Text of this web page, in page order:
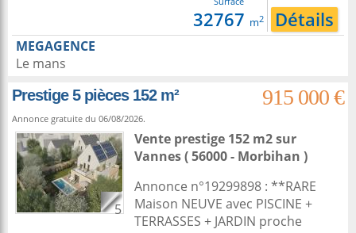
32767 m2 Détails
MEGAGENCE
Le mans
Prestige 5 pièces 152 m²
915 000 €
Annonce gratuite du 06/08/2026.
5
Vente prestige 152 m2sur
Vannes( 56000 - Morbihan )
Annonce n°19299898 : **RARE
Maison NEUVE avec PISCINE +
TERRASSES + JARDIN proche